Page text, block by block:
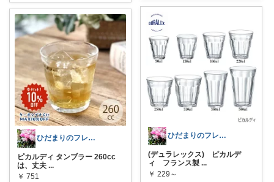
ひだまりのフレンチ🩷ガーデン
ピカルディ タンブラー 260cc
は、丈夫 ...
￥ 751
ひだまりのフレンチ🩷ガーデン
(デュラレックス) ピカルデ
ィ フランス製 ...
￥ 229～